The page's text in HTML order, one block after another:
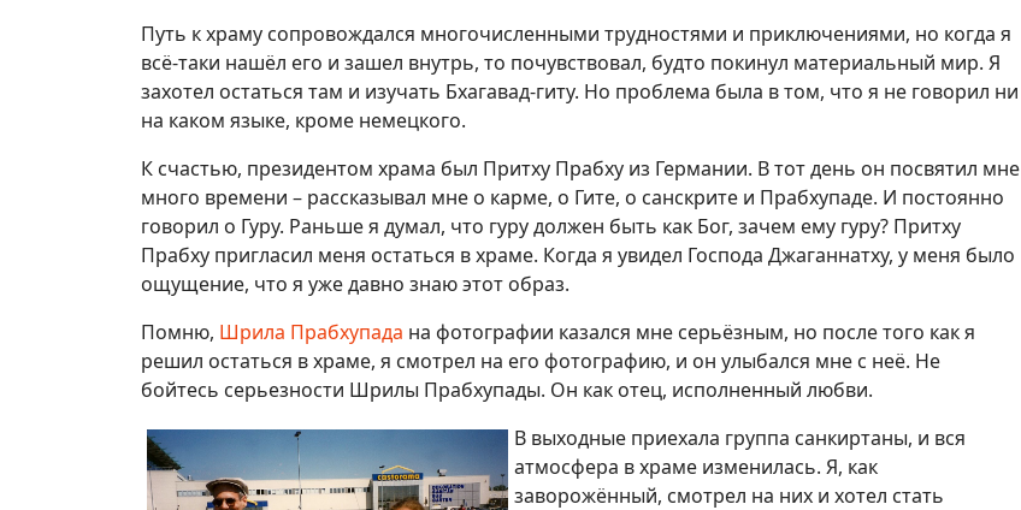
Путь к храму сопровождался многочисленными трудностями и приключениями, но когда я
всё-таки нашёл его и зашел внутрь, то почувствовал, будто покинул материальный мир. Я
захотел остаться там и изучать Бхагавад-гиту. Но проблема была в том, что я не говорил ни
на каком языке, кроме немецкого.
К счастью, президентом храма был Притху Прабху из Германии. В тот день он посвятил мне
много времени – рассказывал мне о карме, о Гите, о санскрите и Прабхупаде. И постоянно
говорил о Гуру. Раньше я думал, что гуру должен быть как Бог, зачем ему гуру? Притху
Прабху пригласил меня остаться в храме. Когда я увидел Господа Джаганнатху, у меня было
ощущение, что я уже давно знаю этот образ.
Помню, Шрила Прабхупада на фотографии казался мне серьёзным, но после того как я
решил остаться в храме, я смотрел на его фотографию, и он улыбался мне с неё. Не
бойтесь серьезности Шрилы Прабхупады. Он как отец, исполненный любви.
В выходные приехала группа санкиртаны, и вся
атмосфера в храме изменилась. Я, как
заворожённый, смотрел на них и хотел стать